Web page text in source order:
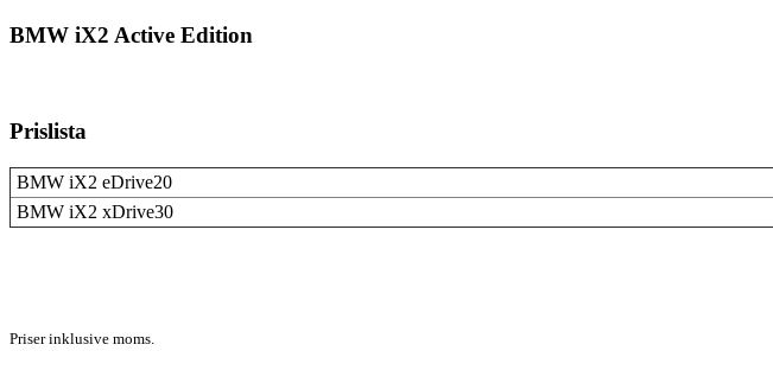
BMW iX2 Active Edition
Prislista
BMW iX2 eDrive20
BMW iX2 xDrive30
Priser inklusive moms.